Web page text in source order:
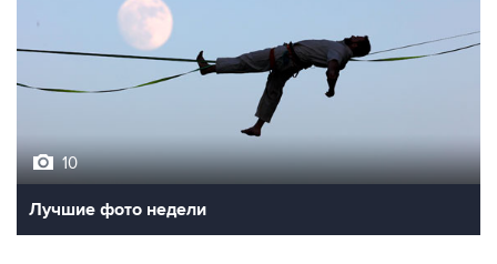
10
Лучшие фото недели